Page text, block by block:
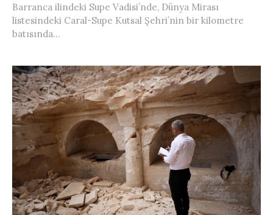
Barranca ilindeki Supe Vadisi’nde, Dünya Mirası
listesindeki Caral-Supe Kutsal Şehri’nin bir kilometre
batısında...